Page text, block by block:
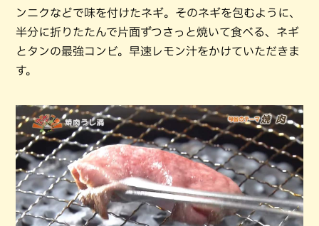
ンニクなどで味を付けたネギ。そのネギを包むように、
半分に折りたたんで片面ずつさっと焼いて食べる、ネギ
とタンの最強コンビ。早速レモン汁をかけていただきま
す。